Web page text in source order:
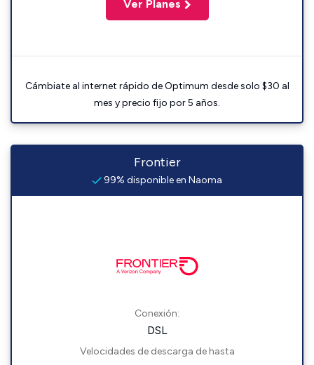
Ver Planes
Cámbiate al internet rápido de Optimum desde solo $30 al
mes y precio fijo por 5 años.
Frontier
99% disponible en Naoma
Conexión:
DSL
Velocidades de descarga de hasta